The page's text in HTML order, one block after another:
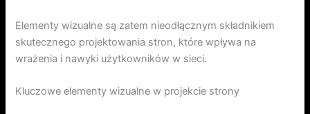
Elementy wizualne są zatem nieodłącznym składnikiem
skutecznego projektowania stron, które wpływa na
wrażenia i nawyki użytkowników w sieci.
Kluczowe elementy wizualne w projekcie strony